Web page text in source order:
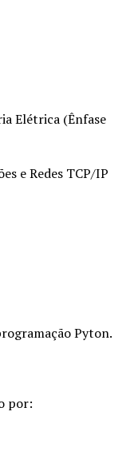
Elétrica (Ênfase
e Redes TCP/IP
Pyton.
por: